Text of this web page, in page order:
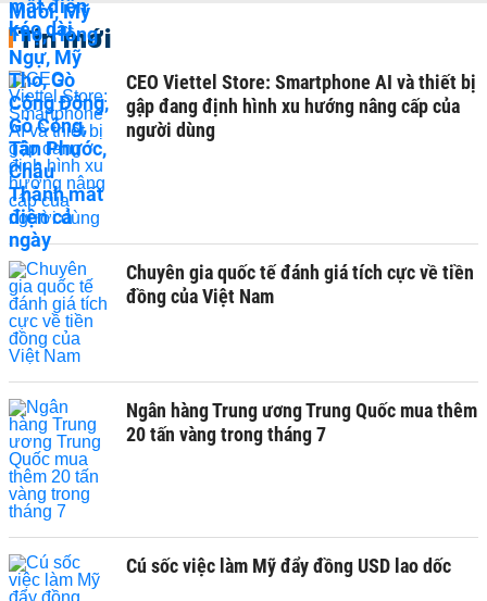
Tin mới
CEO Viettel Store: Smartphone AI và thiết bị
gập đang định hình xu hướng nâng cấp của
người dùng
Chuyên gia quốc tế đánh giá tích cực về tiền
đồng của Việt Nam
Ngân hàng Trung ương Trung Quốc mua thêm
20 tấn vàng trong tháng 7
Cú sốc việc làm Mỹ đẩy đồng USD lao dốc